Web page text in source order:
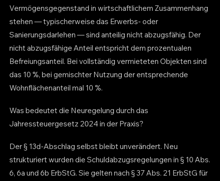
Vermögensgegenstand in wirtschaftlichem Zusammenhang
stehen — typischerweise das Erwerbs- oder
Sanierungsdarlehen — sind anteilig nicht abzugsfähig. Der
nicht abzugsfähige Anteil entspricht dem prozentualen
Befreiungsanteil. Bei vollständig vermieteten Objekten sind
das 10 %, bei gemischter Nutzung der entsprechende
Wohnflächenanteil mal 10 %.
Was bedeutet die Neuregelung durch das
Jahressteuergesetz 2024 in der Praxis?
Der § 13d-Abschlag selbst bleibt unverändert. Neu
strukturiert wurden die Schuldabzugsregelungen in § 10 Abs.
6, 6a und 6b ErbStG. Sie gelten nach § 37 Abs. 21 ErbStG für